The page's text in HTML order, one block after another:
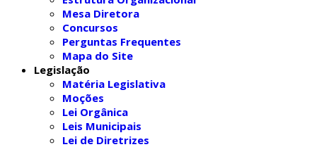
Mesa Diretora
Concursos
Perguntas Frequentes
Mapa do Site
Legislação
Matéria Legislativa
Moções
Lei Orgânica
Leis Municipais
Lei de Diretrizes